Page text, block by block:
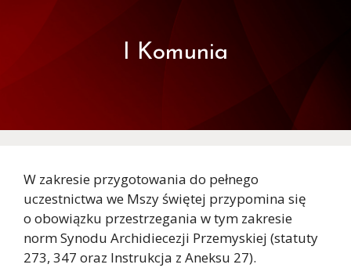
I Komunia
W zakresie przygotowania do pełnego
uczestnictwa we Mszy świętej przypomina się
o obowiązku przestrzegania w tym zakresie
norm Synodu Archidiecezji Przemyskiej (statuty
273, 347 oraz Instrukcja z Aneksu 27).